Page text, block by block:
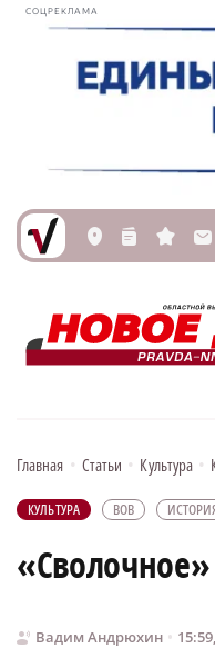
СОЦРЕКЛАМА
L n s M
Главная • Статьи • Культура •
КУЛЬТУРА ВОВ
Вадим Андрюхин